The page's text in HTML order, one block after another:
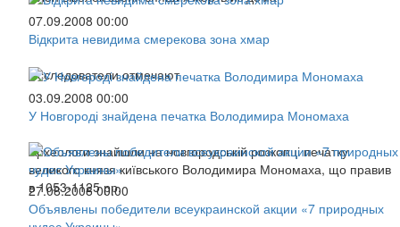
07.09.2008 00:00
Відкрита невидима смерекова зона хмар
Исследователи отмечают
03.09.2008 00:00
У Новгороді знайдена печатка Володимира Мономаха
Археологи знайшли на новгородській розкопці печатку
великого князя київського Володимира Мономаха, що правив
в 1053-1125 рр.
27.08.2008 00:00
Объявлены победители всеукраинской акции «7 природных